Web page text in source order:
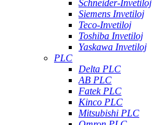
Schneider-Invetiloj
Siemens Invetiloj
Teco-Invetiloj
Toshiba Invetiloj
Yaskawa Invetiloj
PLC
Delta PLC
AB PLC
Fatek PLC
Kinco PLC
Mitsubishi PLC